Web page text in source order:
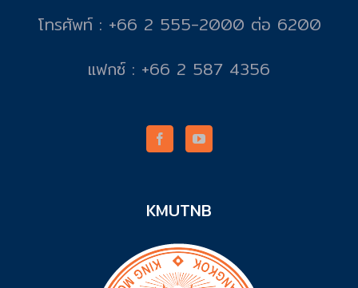
โทรศัพท์ : +66 2 555-2000 ต่อ 6200
แฟกซ์ : +66 2 587 4356
KMUTNB